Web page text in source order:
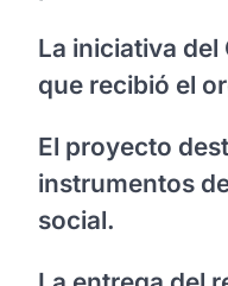
La iniciativa
que recibió el
El proyecto
instrumentos
social.